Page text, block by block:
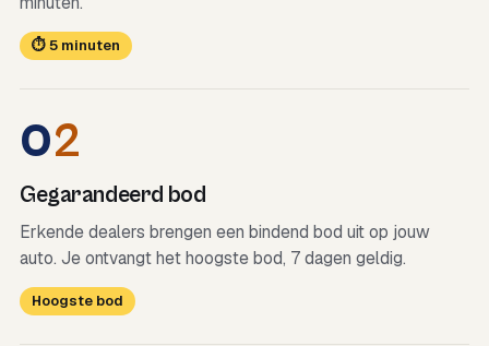
⏱ 5 minuten
02
Gegarandeerd bod
Erkende dealers brengen een bindend bod uit op jouw
auto. Je ontvangt het hoogste bod, 7 dagen geldig.
Hoogste bod